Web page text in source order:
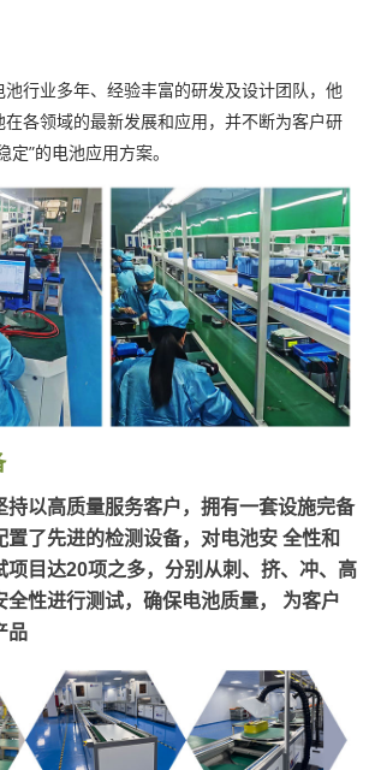
行业多年、经验丰富的研发及设计团队，他
各领域的最新发展和应用，并不断为客户研
”的电池应用方案。
持以高质量服务客户，拥有一套设施完备
置了先进的检测设备，对电池安 全性和
项目达20项之多，分别从刺、挤、冲、高
全性进行测试，确保电池质量， 为客户
品